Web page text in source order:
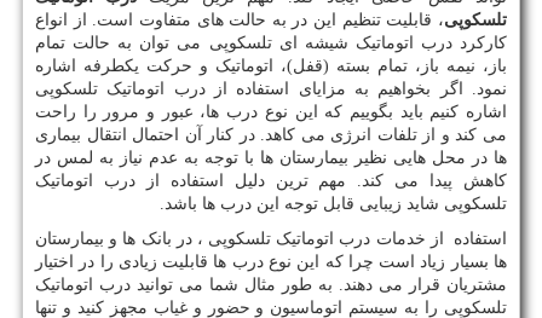
تلسکوپی، قابلیت تنظیم این در به حالت های متفاوت است. از انواع
کارکرد درب اتوماتیک شیشه ای تلسکوپی می توان به حالت تمام
باز، نیمه باز، تمام بسته (قفل)، اتوماتیک و حرکت یکطرفه اشاره
نمود
اگر بخواهیم به مزایای استفاده از درب اتوماتیک تلسکوپی
اشاره کنیم باید بگوییم که این نوع درب ها، عبور و مرور را راحت
می کند و از تلفات انرژی می کاهد. در کنار آن احتمال انتقال بیماری
ها در محل هایی نظیر بیمارستان ها با توجه به عدم نیاز به لمس در
کاهش پیدا می کند. مهم ترین دلیل استفاده از درب اتوماتیک
تلسکوپی شاید زیبایی قابل توجه این درب ها باشد.
استفاده از خدمات درب اتوماتیک تلسکوپی ، در بانک ها و بیمارستان
ها بسیار زیاد است چرا که این نوع درب ها قابلیت زیادی را در اختیار
مشتریان قرار می دهند. به طور مثال شما می توانید درب اتوماتیک
تلسکوپی را به سیستم اتوماسیون و حضور و غیاب مجهز کنید و تنها